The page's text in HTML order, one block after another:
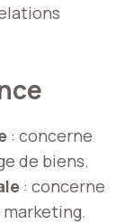
: concerne
de biens.
: concerne